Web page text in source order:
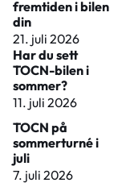
fremtiden i bilen
din
21. juli 2026
Har du sett
TOCN-bilen i
sommer?
11. juli 2026
TOCN på
sommerturné i
juli
7. juli 2026